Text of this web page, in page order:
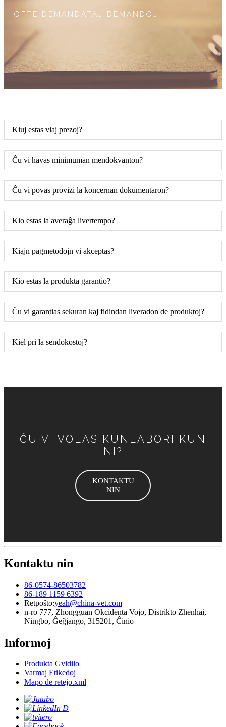
OFTE DEMANDATAJ DEMANDOJ
Kiuj estas viaj prezoj?
Ĉu vi havas minimuman mendokvanton?
Ĉu vi povas provizi la koncernan dokumentaron?
Kio estas la averaĝa livertempo?
Kiajn pagmetodojn vi akceptas?
Kio estas la produkta garantio?
Ĉu vi garantias sekuran kaj fidindan liveradon de produktoj?
Kiel pri la sendokostoj?
ĈU VI VOLAS KUNLABORI KUN
NI?
KONTAKTU
NIN
Kontaktu nin
86-0574-86503782
86-189 1159 6392
Retpoŝto:yeah@china-vet.com
n-ro 777, Zhongguan Okcidenta Vojo, Distrikto Zhenhai,
Ningbo, Ĝeĝjango, 315201, Ĉinio
Informoj
Produkta Gvidilo
Varmaj Etikedoj
Mapo de retejo.xml